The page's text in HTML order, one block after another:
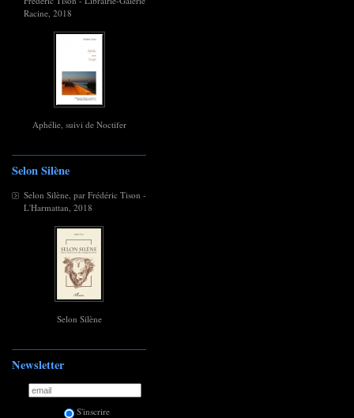
Racine, 2018
Aphélie, suivi de Noctifer
Selon Silène
Selon Silène, par Frédéric Tison -
L'Harmattan, 2018
Selon Silène
Newsletter
S'inscrire